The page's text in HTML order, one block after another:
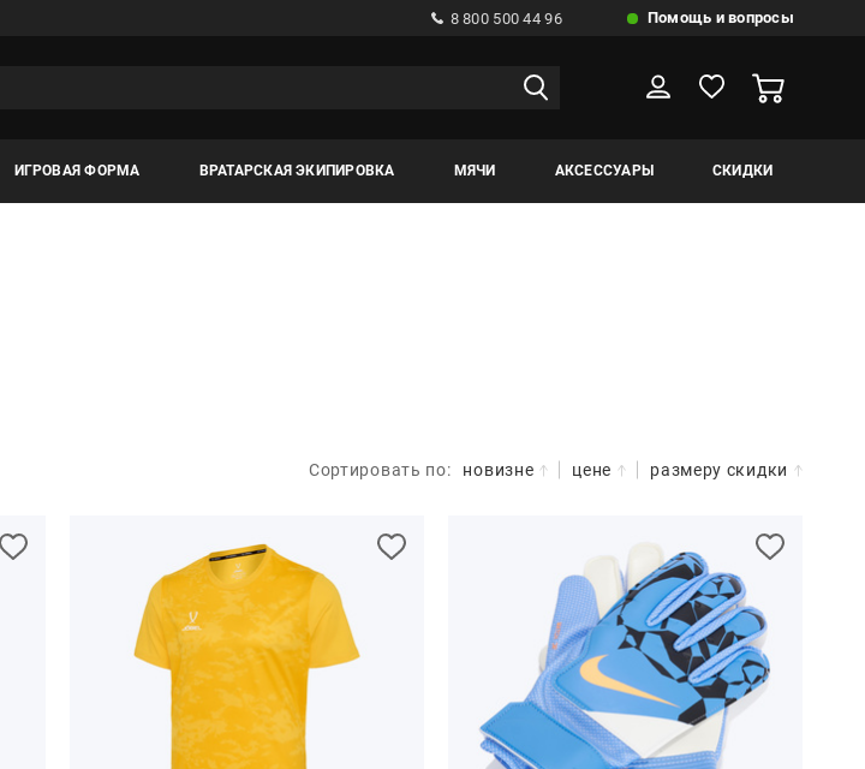
8 800 500 44 96 Помощь и вопросы
ИГРОВАЯ ФОРМА ВРАТАРСКАЯ ЭКИПИРОВКА МЯЧИ АКСЕССУАРЫ СКИДКИ
Сортировать по: новизне цене размеру скидки